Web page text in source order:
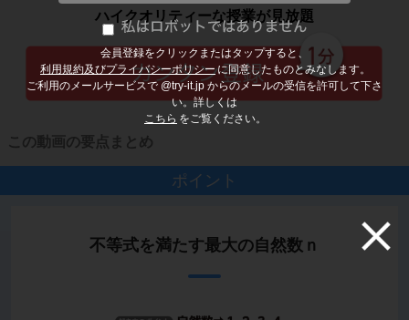
会員登録をクリックまたはタップすると、
利用規約及びプライバシーポリシー に同意したものとみなします。
ご利用のメールサービスで @try-it.jp からのメールの受信を許可して下さ
い。詳しくは
こちら をご覧ください。
ハイクオリティーな授業が見放題
この動画の要点まとめ
ポイント
不等式を満たす最大の自然数ｎ